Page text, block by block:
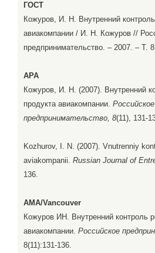
ГОСТ
Кожуров, И. Н. Внутренний
авиакомпании / И. Н. Кожуров //
предпринимательство. – 2007. – Т.
APA
Кожуров, И. Н. (2007). Внутренний
продукта авиакомпании. Российское
предпринимательство, 8(11), 131-
Kozhurov, I. N. (2007). Vnutrenniy
aviakompanii. Russian Journal of
136.
AMA/Vancouver
Кожуров ИН. Внутренний контроль
авиакомпании. Российское
8(11):131-136.